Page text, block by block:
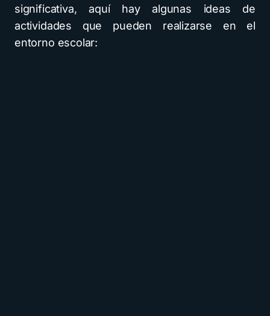
significativa, aquí hay algunas ideas de
actividades que pueden realizarse en el
entorno escolar: